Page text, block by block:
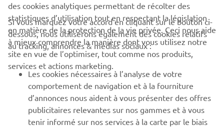
CORPORATE
BUSINESS
PLUS YAMAHA
SUPPORT
des cookies analytiques permettant de récolter des
statistiques d’utilisation tout en respectant la législation
en matière de la protection de la vie privée. Ceci nous aide
à mieux comprendre la manière dont vous utilisez notre
site en vue de l’optimiser, tout comme nos produits,
services et actions marketing.
Si vous marquez votre accord en cliquant sur le bouton ci-
dessous, nous utiliserons également des cookies relatifs
au tracking, annonces & médias sociaux :
Les cookies nécessaires à l’analyse de votre
comportement de navigation et à la fourniture
d’annonces nous aident à vous présenter des offres
publicitaires relevantes sur nos gammes et à vous
tenir informé sur nos services à la carte par le biais